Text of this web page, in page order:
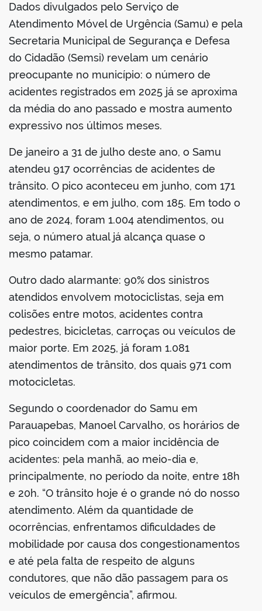
Dados divulgados pelo Serviço de
Atendimento Móvel de Urgência (Samu) e pela
Secretaria Municipal de Segurança e Defesa
do Cidadão (Semsi) revelam um cenário
preocupante no município: o número de
acidentes registrados em 2025 já se aproxima
da média do ano passado e mostra aumento
expressivo nos últimos meses.
De janeiro a 31 de julho deste ano, o Samu
atendeu 917 ocorrências de acidentes de
trânsito. O pico aconteceu em junho, com 171
atendimentos, e em julho, com 185. Em todo o
ano de 2024, foram 1.004 atendimentos, ou
seja, o número atual já alcança quase o
mesmo patamar.
Outro dado alarmante: 90% dos sinistros
atendidos envolvem motociclistas, seja em
colisões entre motos, acidentes contra
pedestres, bicicletas, carroças ou veículos de
maior porte. Em 2025, já foram 1.081
atendimentos de trânsito, dos quais 971 com
motocicletas.
Segundo o coordenador do Samu em
Parauapebas, Manoel Carvalho, os horários de
pico coincidem com a maior incidência de
acidentes: pela manhã, ao meio-dia e,
principalmente, no período da noite, entre 18h
e 20h. “O trânsito hoje é o grande nó do nosso
atendimento. Além da quantidade de
ocorrências, enfrentamos dificuldades de
mobilidade por causa dos congestionamentos
e até pela falta de respeito de alguns
condutores, que não dão passagem para os
veículos de emergência”, afirmou.